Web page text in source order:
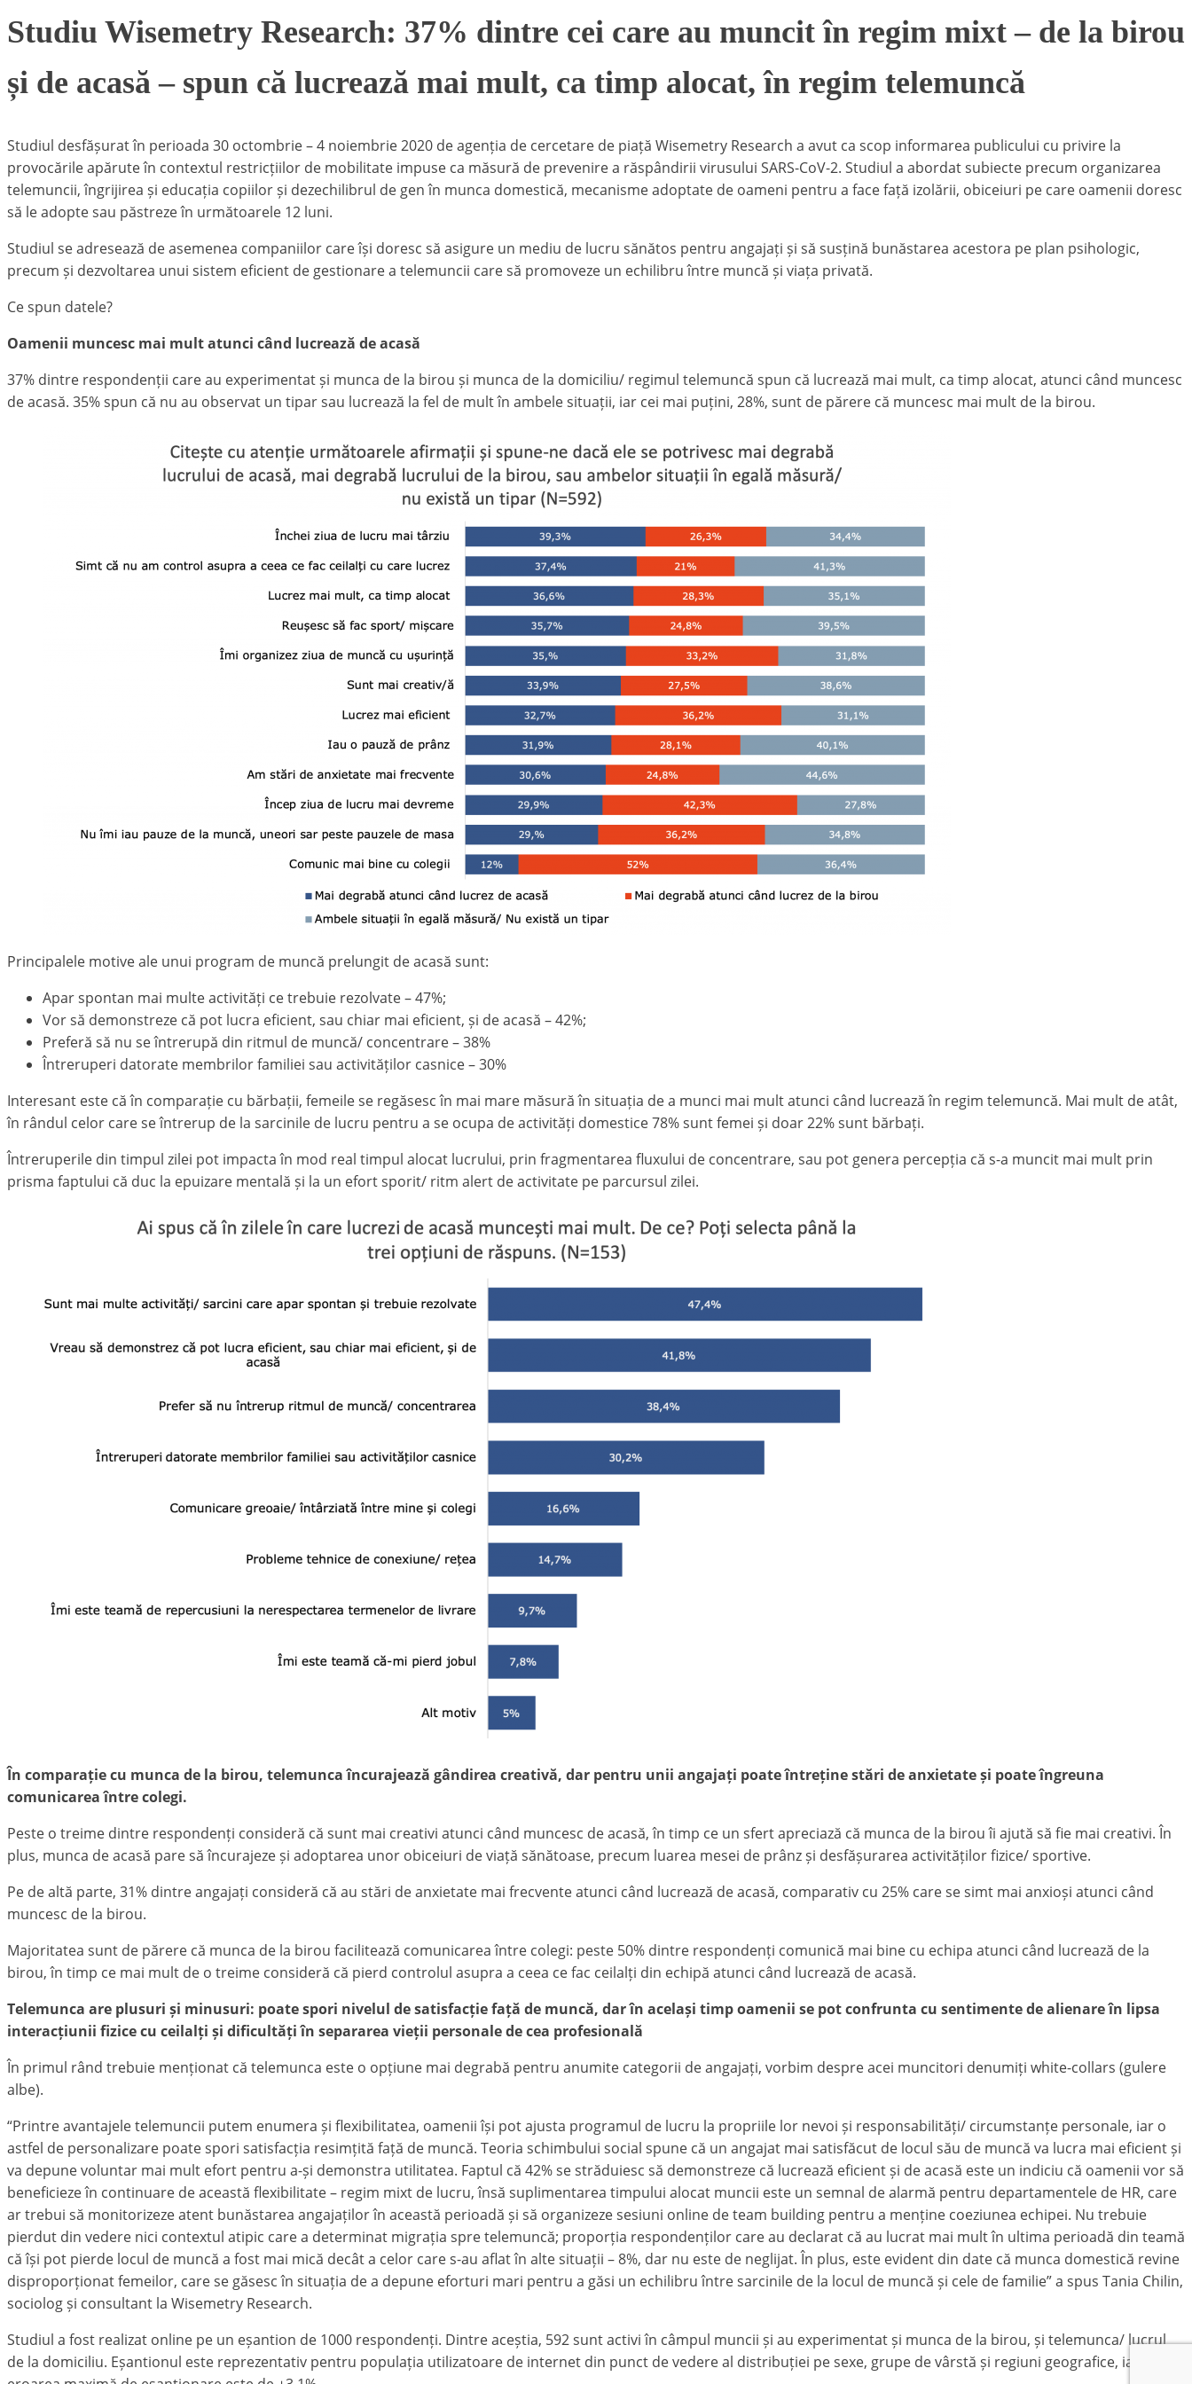
Studiu Wisemetry Research: 37% dintre cei care au muncit în regim mixt – de la birou
și de acasă – spun că lucrează mai mult, ca timp alocat, în regim telemuncă
Studiul desfășurat în perioada 30 octombrie – 4 noiembrie 2020 de agenția de cercetare de piață Wisemetry Research a avut ca scop informarea publicului cu privire la
provocările apărute în contextul restricțiilor de mobilitate impuse ca măsură de prevenire a răspândirii virusului SARS-CoV-2. Studiul a abordat subiecte precum organizarea
telemuncii, îngrijirea și educația copiilor și dezechilibrul de gen în munca domestică, mecanisme adoptate de oameni pentru a face față izolării, obiceiuri pe care oamenii doresc
să le adopte sau păstreze în următoarele 12 luni.
Studiul se adresează de asemenea companiilor care își doresc să asigure un mediu de lucru sănătos pentru angajați și să susțină bunăstarea acestora pe plan psihologic,
precum și dezvoltarea unui sistem eficient de gestionare a telemuncii care să promoveze un echilibru între muncă și viața privată.
Ce spun datele?
Oamenii muncesc mai mult atunci când lucrează de acasă
37% dintre respondenții care au experimentat și munca de la birou și munca de la domiciliu/ regimul telemuncă spun că lucrează mai mult, ca timp alocat, atunci când muncesc
de acasă. 35% spun că nu au observat un tipar sau lucrează la fel de mult în ambele situații, iar cei mai puțini, 28%, sunt de părere că muncesc mai mult de la birou.
Principalele motive ale unui program de muncă prelungit de acasă sunt:
Apar spontan mai multe activități ce trebuie rezolvate – 47%;
Vor să demonstreze că pot lucra eficient, sau chiar mai eficient, și de acasă – 42%;
Preferă să nu se întrerupă din ritmul de muncă/ concentrare – 38%
Întreruperi datorate membrilor familiei sau activităților casnice – 30%
Interesant este că în comparație cu bărbații, femeile se regăsesc în mai mare măsură în situația de a munci mai mult atunci când lucrează în regim telemuncă. Mai mult de atât,
în rândul celor care se întrerup de la sarcinile de lucru pentru a se ocupa de activități domestice 78% sunt femei și doar 22% sunt bărbați.
Întreruperile din timpul zilei pot impacta în mod real timpul alocat lucrului, prin fragmentarea fluxului de concentrare, sau pot genera percepția că s-a muncit mai mult prin
prisma faptului că duc la epuizare mentală și la un efort sporit/ ritm alert de activitate pe parcursul zilei.
În comparație cu munca de la birou, telemunca încurajează gândirea creativă, dar pentru unii angajați poate întreține stări de anxietate și poate îngreuna
comunicarea între colegi.
Peste o treime dintre respondenți consideră că sunt mai creativi atunci când muncesc de acasă, în timp ce un sfert apreciază că munca de la birou îi ajută să fie mai creativi. În
plus, munca de acasă pare să încurajeze și adoptarea unor obiceiuri de viață sănătoase, precum luarea mesei de prânz și desfășurarea activităților fizice/ sportive.
Pe de altă parte, 31% dintre angajați consideră că au stări de anxietate mai frecvente atunci când lucrează de acasă, comparativ cu 25% care se simt mai anxioși atunci când
muncesc de la birou.
Majoritatea sunt de părere că munca de la birou facilitează comunicarea între colegi: peste 50% dintre respondenți comunică mai bine cu echipa atunci când lucrează de la
birou, în timp ce mai mult de o treime consideră că pierd controlul asupra a ceea ce fac ceilalți din echipă atunci când lucrează de acasă.
Telemunca are plusuri și minusuri: poate spori nivelul de satisfacție față de muncă, dar în același timpoamenii se pot confrunta cu sentimente de alienare în lipsa
interacțiunii fizice cu ceilalți și dificultăți în separarea vieții personale de cea profesională
În primul rând trebuie menționat că telemunca este o opțiune mai degrabă pentru anumite categorii de angajați, vorbim despre acei muncitori denumiți white-collars (gulere
albe).
“Printre avantajele telemuncii putem enumera și flexibilitatea, oamenii își pot ajusta programul de lucru la propriile lor nevoi și responsabilități/ circumstanțe personale, iar o
astfel de personalizare poate spori satisfacția resimțită față de muncă. Teoria schimbului social spune că un angajat mai satisfăcut de locul său de muncă va lucra mai eficient și
va depune voluntar mai mult efort pentru a-și demonstra utilitatea. Faptul că 42% se străduiesc să demonstreze că lucrează eficient și de acasă este un indiciu că oamenii vor să
beneficieze în continuare de această flexibilitate – regim mixt de lucru, însă suplimentarea timpului alocat muncii este un semnal de alarmă pentru departamentele de HR, care
ar trebui să monitorizeze atent bunăstarea angajaților în această perioadă și să organizeze sesiuni online de team building pentru a menține coeziunea echipei. Nu trebuie
pierdut din vedere nici contextul atipic care a determinat migrația spre telemuncă; proporția respondenților care au declarat că au lucrat mai mult în ultima perioadă din teamă
că își pot pierde locul de muncă a fost mai mică decât a celor care s-au aflat în alte situații – 8%, dar nu este de neglijat. În plus, este evident din date că munca domestică revine
disproporționat femeilor, care se găsesc în situația de a depune eforturi mari pentru a găsi un echilibru între sarcinile de la locul de muncă și cele de familie” a spus Tania Chilin,
sociolog și consultant la Wisemetry Research.
Studiul a fost realizat online pe un eșantion de 1000 respondenți. Dintre aceștia, 592 sunt activi în câmpul muncii și au experimentat și munca de la birou, și telemunca/ lucrul
de la domiciliu. Eșantionul este reprezentativ pentru populația utilizatoare de internet din punct de vedere al distribuției pe sexe, grupe de vârstă și regiuni geografice, iar